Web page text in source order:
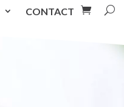
CONTACT